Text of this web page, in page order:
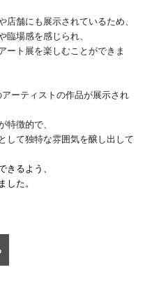
舗にも展示されているため、
場感を感じられ、
ート展を楽しむことができま
ーティストの作品が展示され
徴的で、
して独特な雰囲気を醸し出して
きるよう、
した。